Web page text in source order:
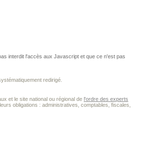
interdit l'accès aux Javascript et que ce n'est pas
redirigé.
et le site national ou régional de l'ordre des experts
obligations : administratives, comptables, fiscales,